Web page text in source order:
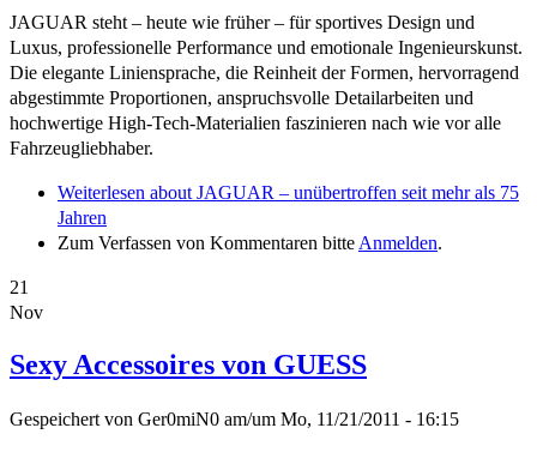
JAGUAR steht – heute wie früher – für sportives Design und
Luxus, professionelle Performance und emotionale Ingenieurskunst.
Die elegante Liniensprache, die Reinheit der Formen, hervorragend
abgestimmte Proportionen, anspruchsvolle Detailarbeiten und
hochwertige High-Tech-Materialien faszinieren nach wie vor alle
Fahrzeugliebhaber.
Weiterlesen about JAGUAR – unübertroffen seit mehr als 75
Jahren
Zum Verfassen von Kommentaren bitte Anmelden.
21
Nov
Sexy Accessoires von GUESS
Gespeichert von Ger0miN0 am/um Mo, 11/21/2011 - 16:15